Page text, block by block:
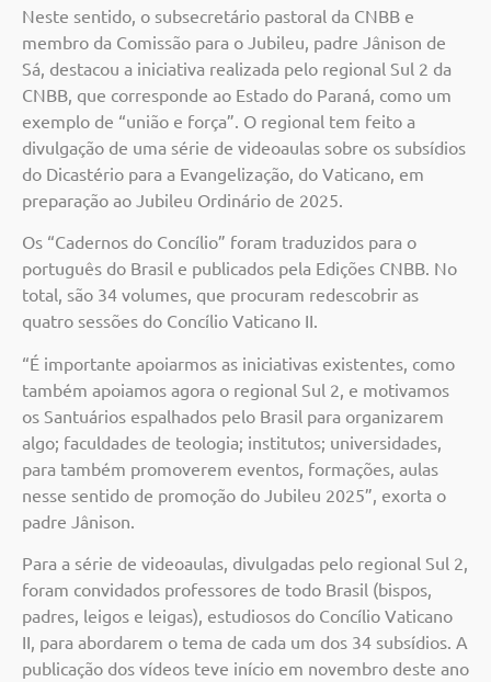
Neste sentido, o subsecretário pastoral da CNBB e
membro da Comissão para o Jubileu, padre Jânison de
Sá, destacou a iniciativa realizada pelo regional Sul 2 da
CNBB, que corresponde ao Estado do Paraná, como um
exemplo de “união e força”. O regional tem feito a
divulgação de uma série de videoaulas sobre os subsídios
do Dicastério para a Evangelização, do Vaticano, em
preparação ao Jubileu Ordinário de 2025.
Os “Cadernos do Concílio” foram traduzidos para o
português do Brasil e publicados pela Edições CNBB. No
total, são 34 volumes, que procuram redescobrir as
quatro sessões do Concílio Vaticano II.
“É importante apoiarmos as iniciativas existentes, como
também apoiamos agora o regional Sul 2, e motivamos
os Santuários espalhados pelo Brasil para organizarem
algo; faculdades de teologia; institutos; universidades,
para também promoverem eventos, formações, aulas
nesse sentido de promoção do Jubileu 2025”, exorta o
padre Jânison.
Para a série de videoaulas, divulgadas pelo regional Sul 2,
foram convidados professores de todo Brasil (bispos,
padres, leigos e leigas), estudiosos do Concílio Vaticano
II, para abordarem o tema de cada um dos 34 subsídios. A
publicação dos vídeos teve início em novembro deste ano